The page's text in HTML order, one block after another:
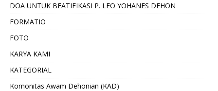
DOA UNTUK BEATIFIKASI P. LEO YOHANES DEHON
FORMATIO
FOTO
KARYA KAMI
KATEGORIAL
Komonitas Awam Dehonian (KAD)